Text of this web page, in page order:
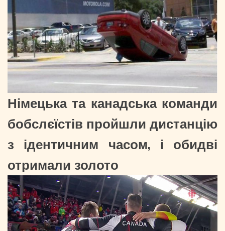
Німецька та канадська команди
бобслєїстів пройшли дистанцію
з ідентичним часом, і обидві
отримали золото